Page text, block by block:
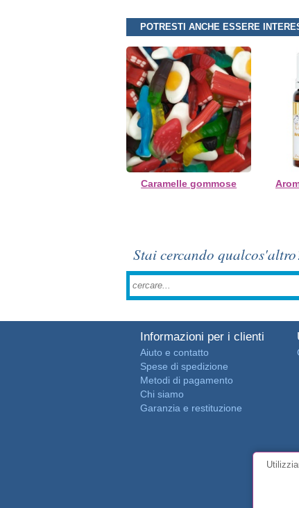
POTRESTI ANCHE ESSERE
Caramelle gommose
Stai cercando
Informazioni per i clienti
Aiuto e contatto
Spese di spedizione
Metodi di pagamento
Chi siamo
Garanzia e restituzione